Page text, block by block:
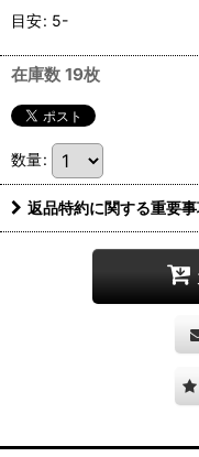
目安: 5-
在庫数 19枚
数量:
返品特約に関する重要